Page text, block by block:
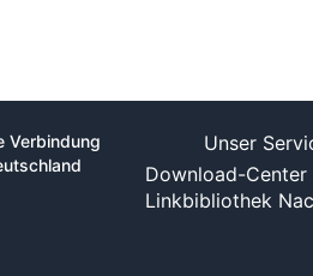
Verbindung
Unser
Download-Center
Linkbibliothek